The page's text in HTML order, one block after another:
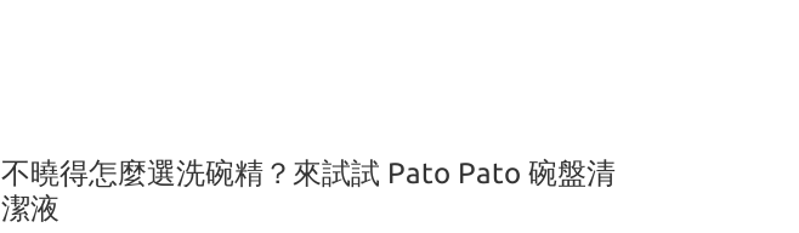
不曉得怎麼選洗碗精？來試試 Pato Pato 碗盤清
潔液